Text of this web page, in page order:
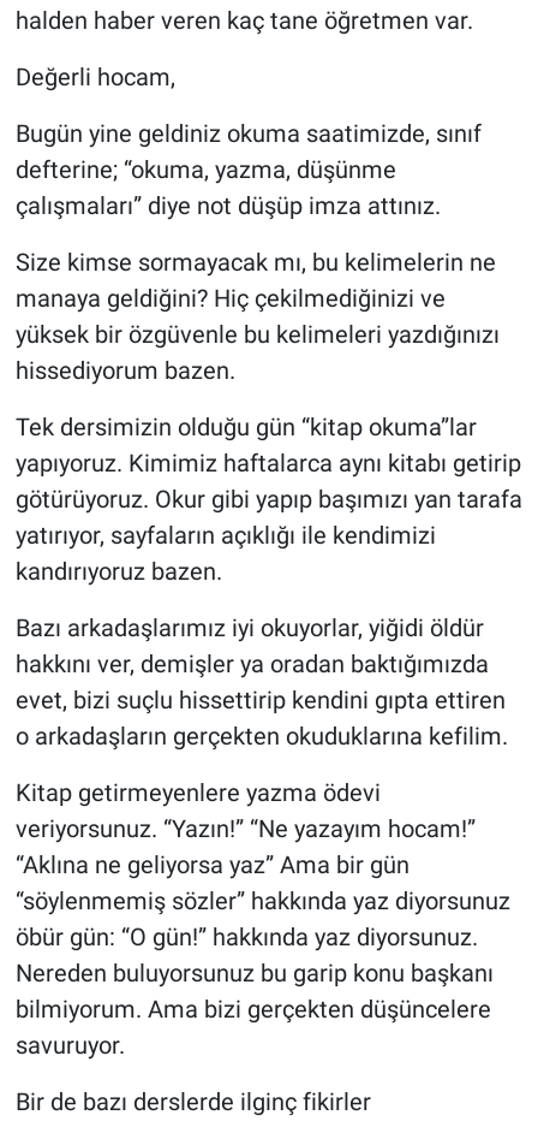
halden haber veren kaç tane öğretmen var.
Değerli hocam,
Bugün yine geldiniz okuma saatimizde, sınıf
defterine; “okuma, yazma, düşünme
çalışmaları” diye not düşüp imza attınız.
Size kimse sormayacak mı, bu kelimelerin ne
manaya geldiğini? Hiç çekilmediğinizi ve
yüksek bir özgüvenle bu kelimeleri yazdığınızı
hissediyorum bazen.
Tek dersimizin olduğu gün “kitap okuma”lar
yapıyoruz. Kimimiz haftalarca aynı kitabı getirip
götürüyoruz. Okur gibi yapıp başımızı yan tarafa
yatırıyor, sayfaların açıklığı ile kendimizi
kandırıyoruz bazen.
Bazı arkadaşlarımız iyi okuyorlar, yiğidi öldür
hakkını ver, demişler ya oradan baktığımızda
evet, bizi suçlu hissettirip kendini gıpta ettiren
o arkadaşların gerçekten okuduklarına kefilim.
Kitap getirmeyenlere yazma ödevi
veriyorsunuz. “Yazın!” “Ne yazayım hocam!”
“Aklına ne geliyorsa yaz” Ama bir gün
“söylenmemiş sözler” hakkında yaz diyorsunuz
öbür gün: “O gün!” hakkında yaz diyorsunuz.
Nereden buluyorsunuz bu garip konu başkanı
bilmiyorum. Ama bizi gerçekten düşüncelere
savuruyor.
Bir de bazı derslerde ilginç fikirler